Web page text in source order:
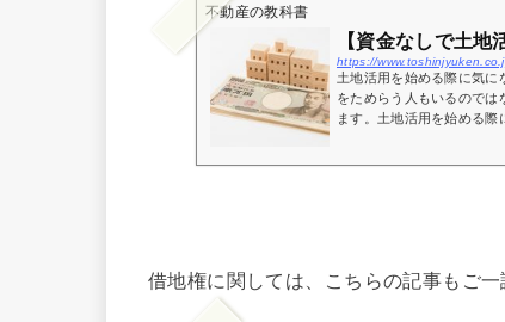
不動産の教科書
【資金なしで土
https://
土地活用を始める際に気に
をためらう人もいるのでは
ます。土地活用を始める際
借地権に関しては、こちらの記事もご一